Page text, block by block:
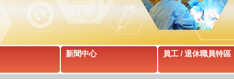
新聞中心 員工 / 退休職員特區